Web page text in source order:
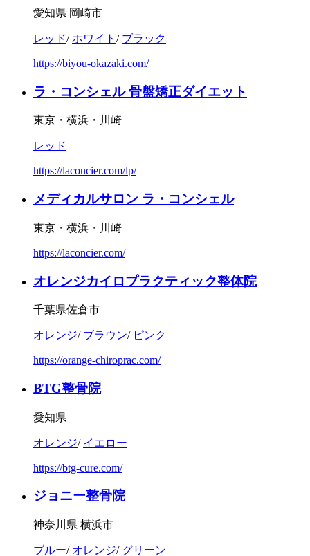
愛知県 岡崎市
レッド/ ホワイト / ブラック
https://biyou-okazaki.com/
ラ・コンシェル 骨盤矯正ダイエット
東京・横浜・川崎
レッド
https://laconcier.com/lp/
メディカルサロン ラ・コンシェル
東京・横浜・川崎
https://laconcier.com/
オレンジカイロプラクティック整体院
千葉県佐倉市
オレンジ/ ブラウン/ ピンク
https://orange-chiroprac.com/
BTG整骨院
愛知県
オレンジ/ イエロー
https://btg-cure.com/
ジョニー整骨院
神奈川県 横浜市
ブルー/ オレンジ/ グリーン